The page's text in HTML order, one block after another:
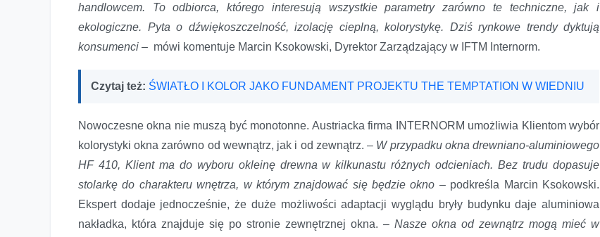
Okno też chce być trendy
handlowcem. To odbiorca, którego interesują wszystkie parametry zarówno te techniczne, jak i
ekologiczne. Pyta o dźwiękoszczelność, izolację cieplną, kolorystykę. Dziś rynkowe trendy dyktują
konsumenci – mówi komentuje Marcin Ksokowski, Dyrektor Zarządzający w IFTM Internorm.
Czytaj też: ŚWIATŁO I KOLOR JAKO FUNDAMENT PROJEKTU THE TEMPTATION W WIEDNIU
Nowoczesne okna nie muszą być monotonne. Austriacka firma INTERNORM umożliwia Klientom wybór
kolorystyki okna zarówno od wewnątrz, jak i od zewnątrz. – W przypadku okna drewniano-aluminiowego
HF 410, Klient ma do wyboru okleinę drewna w kilkunastu różnych odcieniach. Bez trudu dopasuje
stolarkę do charakteru wnętrza, w którym znajdować się będzie okno – podkreśla Marcin Ksokowski.
Ekspert dodaje jednocześnie, że duże możliwości adaptacji wyglądu bryły budynku daje aluminiowa
nakładka, która znajduje się po stronie zewnętrznej okna. – Nasze okna od zewnątrz mogą mieć w